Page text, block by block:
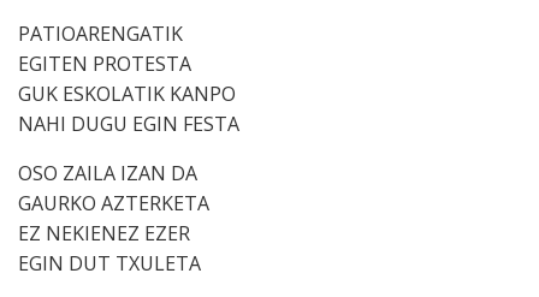
PATIOARENGATIK
EGITEN PROTESTA
GUK ESKOLATIK KANPO
NAHI DUGU EGIN FESTA
OSO ZAILA IZAN DA
GAURKO AZTERKETA
EZ NEKIENEZ EZER
EGIN DUT TXULETA